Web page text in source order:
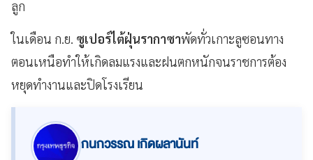
ลูก
ในเดือน ก.ย. ซูเปอร์ไต้ฝุ่นรากาซาพัดทั่วเกาะลูซอนทาง
ตอนเหนือทำให้เกิดลมแรงและฝนตกหนักจนราชการต้อง
หยุดทำงานและปิดโรงเรียน
กนกวรรณ เกิดผลานันท์